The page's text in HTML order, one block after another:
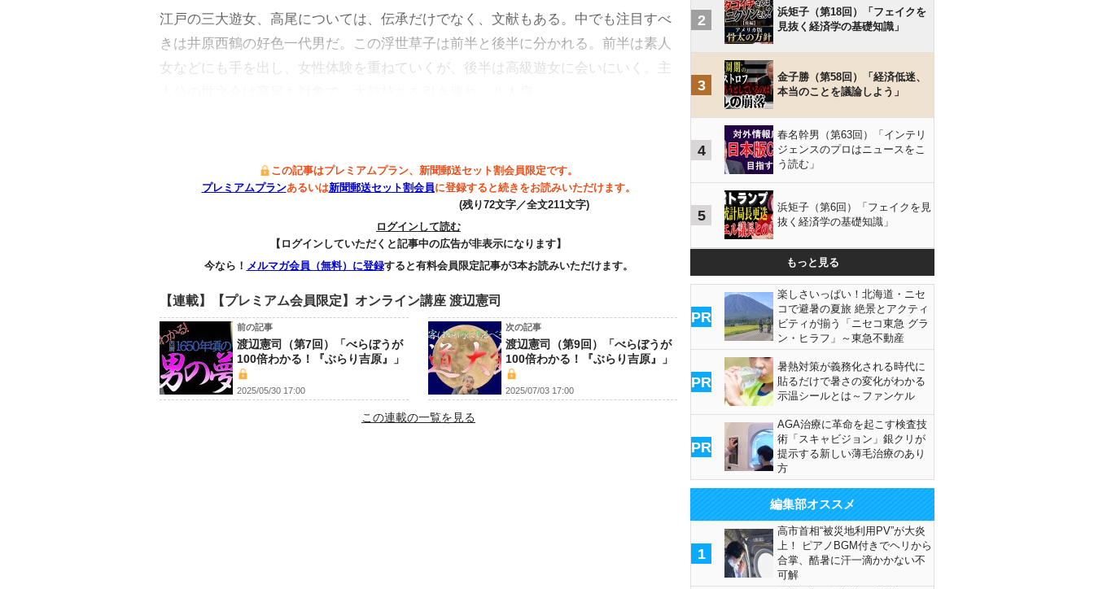
江戸の三大遊女、高尾については、伝承だけでなく、文献もある。中でも注目すべ
きは井原西鶴の好色一代男だ。この浮世草子は前半と後半に分かれる。前半は素人
女などにも手を出し、女性体験を重ねていくが、後半は高級遊女に会いにいく。主
この記事はプレミアムプラン、新聞郵送セット割会員限定です。
プレミアムプランあるいは新聞郵送セット割会員に登録すると続きをお読みいただけます。
(残り72文字／全文211文字)
ログインして読む
【ログインしていただくと記事中の広告が非表示になります】
今なら！ メルマガ会員（無料）に登録すると有料会員限定記事が3本お読みいただけます。
【連載】【プレミアム会員限定】オンライン講座 渡辺憲司
前の記事
渡辺憲司（第7回）「べらぼうが
100倍わかる！『ぶらり吉原』」
2025/05/30 17:00
次の記事
渡辺憲司（第9回）「べらぼうが
100倍わかる！『ぶらり吉原』」
2025/07/03 17:00
この連載の一覧を見る
2
浜矩子（第18回）「フェイクを
見抜く経済学の基礎知識」
3
金子勝（第58回）「経済低迷、
本当のことを議論しよう」
4
春名幹男（第63回）「インテリ
ジェンスのプロはニュースをこ
う読む」
5
浜矩子（第6回）「フェイクを見
抜く経済学の基礎知識」
もっと見る
PR
楽しさいっぱい！北海道・ニセ
コで避暑の夏旅 絶景とアクティ
ビティが揃う「ニセコ東急 グラ
ン・ヒラフ」～東急不動産
PR
暑熱対策が義務化される時代に
貼るだけで暑さの変化がわかる
示温シールとは～ファンケル
PR
AGA治療に革命を起こす検査技
術「スキャビジョン」銀クリが
提示する新しい薄毛治療のあり
方
編集部オススメ
1
高市首相“被災地利用PV”が大炎
上！ ピアノBGM付きでヘリから
合掌、酷暑に汗一滴かかない不
可解